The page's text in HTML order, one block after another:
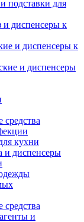
подставки для
и диспенсеры к
и диспенсеры к
и диспенсеры
кухни
и диспенсеры
и